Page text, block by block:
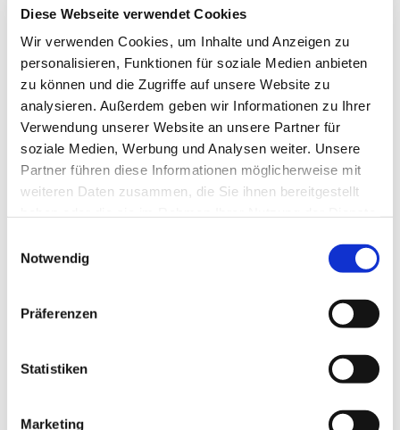
Diese Webseite verwendet Cookies
Wir verwenden Cookies, um Inhalte und Anzeigen zu
personalisieren, Funktionen für soziale Medien anbieten
zu können und die Zugriffe auf unsere Website zu
analysieren. Außerdem geben wir Informationen zu Ihrer
Verwendung unserer Website an unsere Partner für
soziale Medien, Werbung und Analysen weiter. Unsere
Partner führen diese Informationen möglicherweise mit
weiteren Daten zusammen, die Sie ihnen bereitgestellt
Notwendig
Präferenzen
Statistiken
Marketing
Dies könnte Sie auch
interessieren